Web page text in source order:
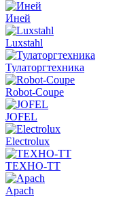
Иней
Luxstahl
Тулаторгтехника
Robot-Coupe
JOFEL
Electrolux
ТЕХНО-ТТ
Apach